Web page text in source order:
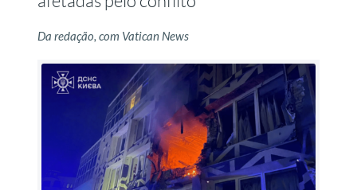
Da redação, com Vatican News